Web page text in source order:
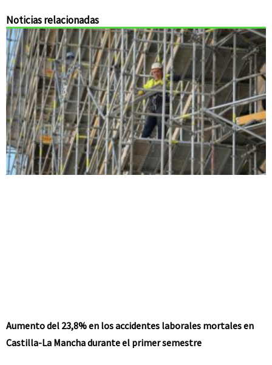
Noticias relacionadas
Aumento del 23,8% en los accidentes laborales mortales en
Castilla-La Mancha durante el primer semestre